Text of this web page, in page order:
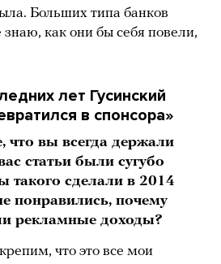
Больших типа банков
как они бы себя повели,
лет Гусинский
в спонсора»
вы всегда держали
статьи были сугубо
такого сделали в 2014
понравились, почему
рекламные доходы?
что это все мои